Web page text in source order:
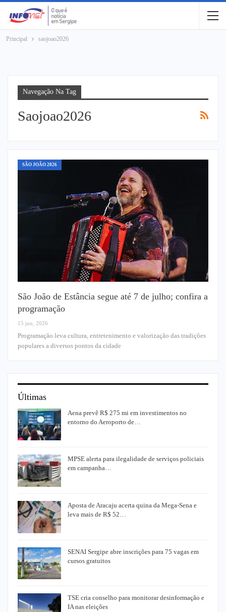
Principal saojoao2026
Navegação Na Tag
Saojoao2026
SÃO JOÃO 2026
São João de Estância segue até 7 de julho; confira a
programação
15 jun, 2026
Programação leva cultura, entretenimento e valorização das tradições
populares a diversos pontos da cidade
Últimas
Aena prevê R$ 275 mi em investimentos no
entorno do Aeroporto de…
MPSE alerta para ilegalidade de serviços policiais
em campanha…
Aposta de Aracaju acerta quina da Mega-Sena e
leva mais de R$ 52…
SENAI Sergipe abre inscrições para 75 vagas em
cursos gratuitos
TSE cria conselho para monitorar desinformação e
IA nas eleições